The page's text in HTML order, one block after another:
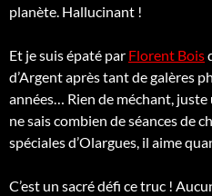
planète. Hallucinant !
Et je suis épaté par Florent Bois
d’Argent après tant de galères
années… Rien de méchant,
ne sais combien de séances de
spéciales d’Olargues, il aime
C’est un sacré défi ce truc !